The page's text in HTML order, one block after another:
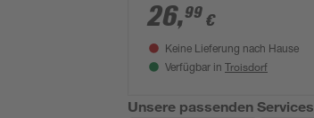
26,99 €
Keine Lieferung nach Hause
Verfügbar in Troisdorf
Unsere passenden Services